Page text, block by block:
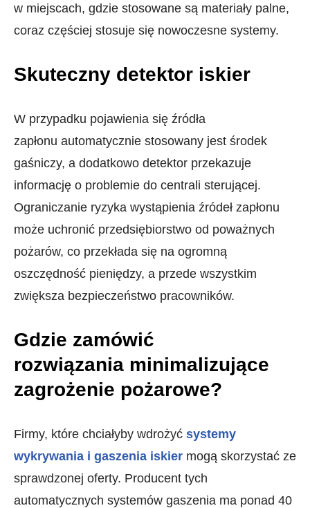
w miejscach, gdzie stosowane są materiały palne,
coraz częściej stosuje się nowoczesne systemy.
Skuteczny detektor iskier
W przypadku pojawienia się źródła
zapłonu automatycznie stosowany jest środek
gaśniczy, a dodatkowo detektor przekazuje
informację o problemie do centrali sterującej.
Ograniczanie ryzyka wystąpienia źródeł zapłonu
może uchronić przedsiębiorstwo od poważnych
pożarów, co przekłada się na ogromną
oszczędność pieniędzy, a przede wszystkim
zwiększa bezpieczeństwo pracowników.
Gdzie zamówić
rozwiązania minimalizujące
zagrożenie pożarowe?
Firmy, które chciałyby wdrożyć systemy
wykrywania i gaszenia iskier mogą skorzystać ze
sprawdzonej oferty. Producent tych
automatycznych systemów gaszenia ma ponad 40